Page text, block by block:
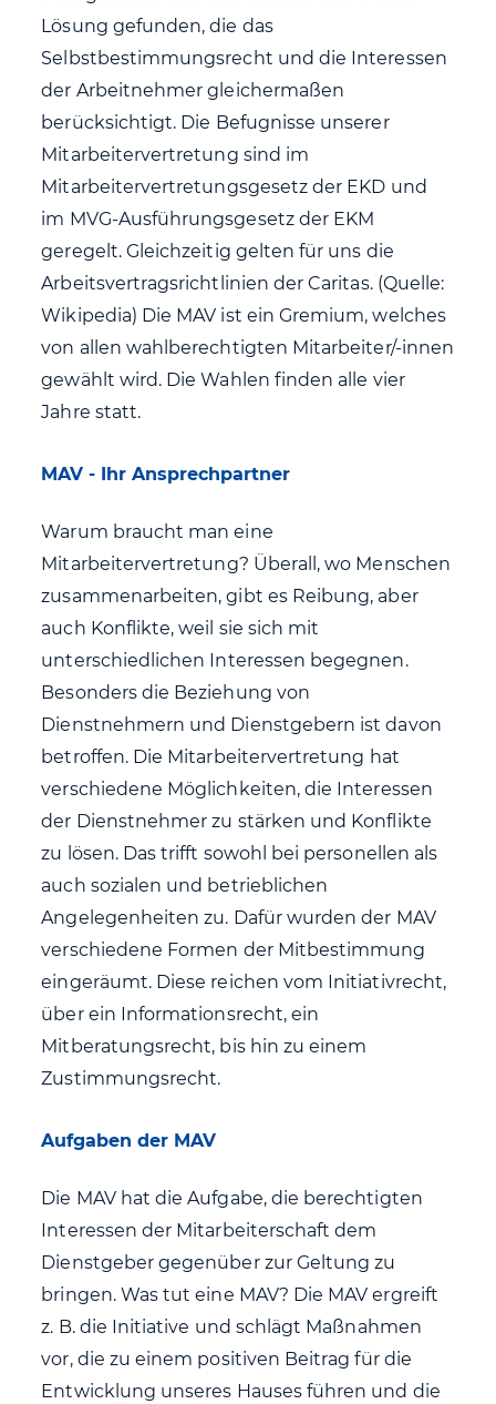
Lösung gefunden, die das
Selbstbestimmungsrecht und die Interessen
der Arbeitnehmer gleichermaßen
berücksichtigt. Die Befugnisse unserer
Mitarbeitervertretung sind im
Mitarbeitervertretungsgesetz der EKD und
im MVG-Ausführungsgesetz der EKM
geregelt. Gleichzeitig gelten für uns die
Arbeitsvertragsrichtlinien der Caritas. (Quelle:
Wikipedia) Die MAV ist ein Gremium, welches
von allen wahlberechtigten Mitarbeiter/-innen
gewählt wird. Die Wahlen finden alle vier
Jahre statt.
MAV - Ihr Ansprechpartner
Warum braucht man eine
Mitarbeitervertretung? Überall, wo Menschen
zusammenarbeiten, gibt es Reibung, aber
auch Konflikte, weil sie sich mit
unterschiedlichen Interessen begegnen.
Besonders die Beziehung von
Dienstnehmern und Dienstgebern ist davon
betroffen. Die Mitarbeitervertretung hat
verschiedene Möglichkeiten, die Interessen
der Dienstnehmer zu stärken und Konflikte
zu lösen. Das trifft sowohl bei personellen als
auch sozialen und betrieblichen
Angelegenheiten zu. Dafür wurden der MAV
verschiedene Formen der Mitbestimmung
eingeräumt. Diese reichen vom Initiativrecht,
über ein Informationsrecht, ein
Mitberatungsrecht, bis hin zu einem
Zustimmungsrecht.
Aufgaben der MAV
Die MAV hat die Aufgabe, die berechtigten
Interessen der Mitarbeiterschaft dem
Dienstgeber gegenüber zur Geltung zu
bringen. Was tut eine MAV? Die MAV ergreift
z. B. die Initiative und schlägt Maßnahmen
vor, die zu einem positiven Beitrag für die
Entwicklung unseres Hauses führen und die